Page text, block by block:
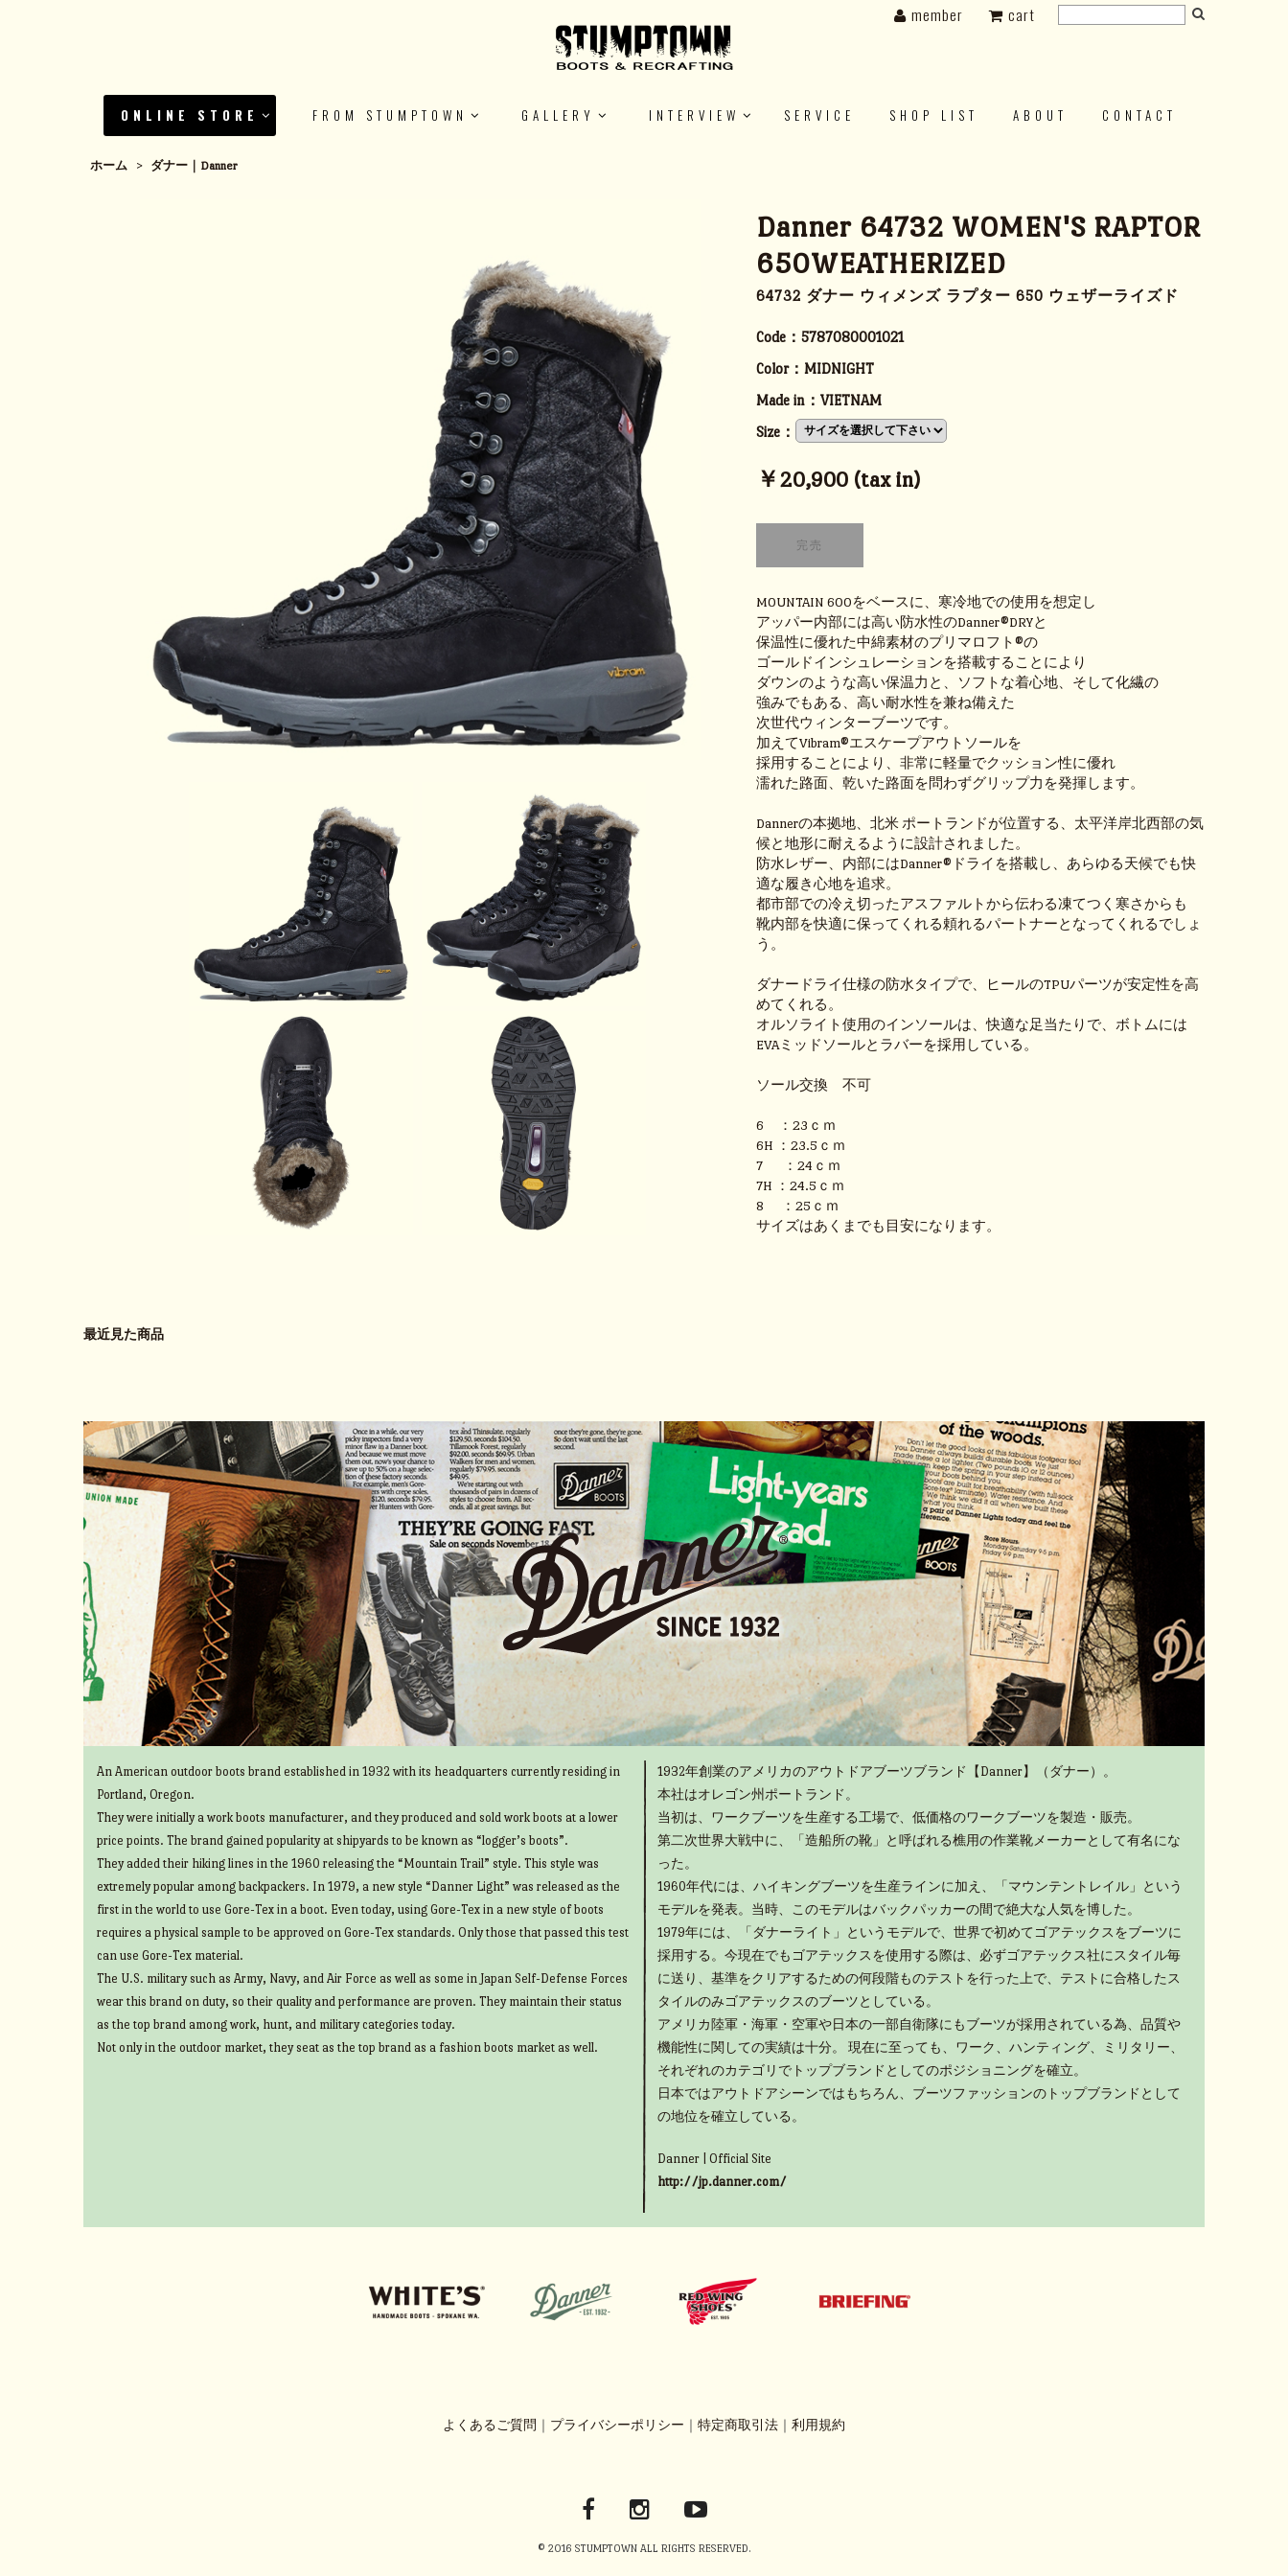
ONLINE STORE FROM STUMPTOWN GALLERY INTERVIEW SERVICE SHOP LIST ABOUT CONTACT
member cart
ホーム > ダナー｜Danner
Danner 64732 WOMEN'S RAPTOR
650WEATHERIZED
64732 ダナー ウィメンズ ラプター 650 ウェザーライズド
Code： 5787080001021
Color： MIDNIGHT
Made in： VIETNAM
Size：
￥20,900 (tax in)
MOUNTAIN 600をベースに、寒冷地での使用を想定し
アッパー内部には高い防水性のDanner®DRYと
保温性に優れた中綿素材のプリマロフト®の
ゴールドインシュレーションを搭載することにより
ダウンのような高い保温力と、ソフトな着心地、そして化繊の
強みでもある、高い耐水性を兼ね備えた
次世代ウィンターブーツです。
加えてVibram®エスケープアウトソールを
採用することにより、非常に軽量でクッション性に優れ
濡れた路面、乾いた路面を問わずグリップ力を発揮します。
Dannerの本拠地、北米 ポートランドが位置する、太平洋岸北西部の気
候と地形に耐えるように設計されました。
防水レザー、内部にはDanner®ドライを搭載し、あらゆる天候でも快
適な履き心地を追求。
都市部での冷え切ったアスファルトから伝わる凍てつく寒さからも
靴内部を快適に保ってくれる頼れるパートナーとなってくれるでしょ
う。
ダナードライ仕様の防水タイプで、ヒールのTPUパーツが安定性を高
めてくれる。
オルソライト使用のインソールは、快適な足当たりで、ボトムには
EVAミッドソールとラバーを採用している。
ソール交換 不可
6 ：23ｃｍ
6H ：23.5ｃｍ
7 ：24ｃｍ
7H ：24.5ｃｍ
8 ：25ｃｍ
サイズはあくまでも目安になります。
最近見た商品
An American outdoor boots brand established in 1932 with its headquarters currently residing in
Portland, Oregon.
They were initially a work boots manufacturer, and they produced and sold work boots at a lower
price points. The brand gained popularity at shipyards to be known as “logger’s boots”.
They added their hiking lines in the 1960 releasing the “Mountain Trail” style. This style was
extremely popular among backpackers. In 1979, a new style “Danner Light” was released as the
first in the world to use Gore-Tex in a boot. Even today, using Gore-Tex in a new style of boots
requires a physical sample to be approved on Gore-Tex standards. Only those that passed this test
can use Gore-Tex material.
The U.S. military such as Army, Navy, and Air Force as well as some in Japan Self-Defense Forces
wear this brand on duty, so their quality and performance are proven. They maintain their status
as the top brand among work, hunt, and military categories today.
Not only in the outdoor market, they seat as the top brand as a fashion boots market as well.
1932年創業のアメリカのアウトドアブーツブランド【Danner】（ダナー）。
本社はオレゴン州ポートランド。
当初は、ワークブーツを生産する工場で、低価格のワークブーツを製造・販売。
第二次世界大戦中に、「造船所の靴」と呼ばれる樵用の作業靴メーカーとして有名にな
った。
1960年代には、ハイキングブーツを生産ラインに加え、「マウンテントレイル」という
モデルを発表。当時、このモデルはバックパッカーの間で絶大な人気を博した。
1979年には、「ダナーライト」というモデルで、世界で初めてゴアテックスをブーツに
採用する。今現在でもゴアテックスを使用する際は、必ずゴアテックス社にスタイル毎
に送り、基準をクリアするための何段階ものテストを行った上で、テストに合格したス
タイルのみゴアテックスのブーツとしている。
アメリカ陸軍・海軍・空軍や日本の一部自衛隊にもブーツが採用されている為、品質や
機能性に関しての実績は十分。 現在に至っても、ワーク、ハンティング、ミリタリー、
それぞれのカテゴリでトップブランドとしてのポジショニングを確立。
日本ではアウトドアシーンではもちろん、ブーツファッションのトップブランドとして
の地位を確立している。
Danner | Official Site
http://jp.danner.com/
よくあるご質問 プライバシーポリシー 特定商取引法 利用規約
© 2016 STUMPTOWN ALL RIGHTS RESERVED.